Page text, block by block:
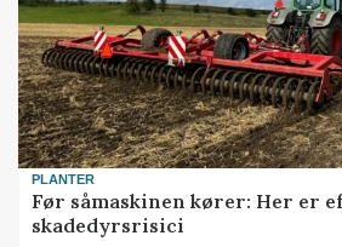
PLANTER
Før såmaskinen kører: Her er
skadedyrsrisici